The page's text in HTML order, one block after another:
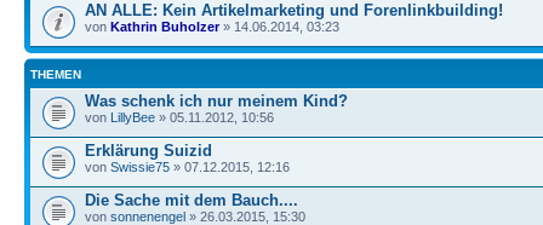
AN ALLE: Kein Artikelmarketing und Forenlinkbuilding!
von Kathrin Buholzer» 14.06.2014, 03:23
THEMEN
Was schenk ich nur meinem Kind?
von LillyBee » 05.11.2012, 10:56
Erklärung Suizid
von Swissie75 » 07.12.2015, 12:16
Die Sache mit dem Bauch....
von sonnenengel » 26.03.2015, 15:30